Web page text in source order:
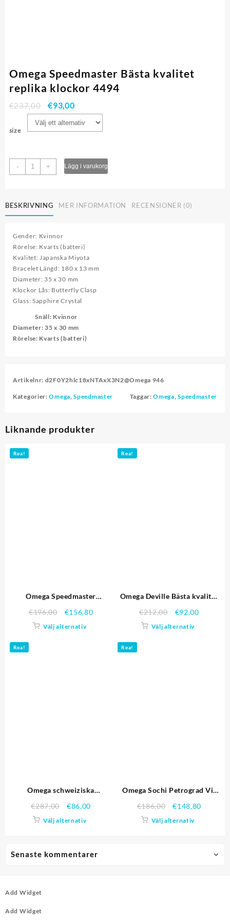
Senaste kommentarer
Omega Speedmaster Bästa kvalitet
replika klockor 4494
€237,00 €93,00
size
-
Omega
Speedmaster
replika
klockor
mängd
+ Lägg i varukorg
BESKRIVNING MER INFORMATION RECENSIONER (0)
Gender: Kvinnor
Rörelse: Kvarts (batteri)
Kvalitet: Japanska Miyota
Bracelet Längd: 180 x 13 mm
Diameter: 35 x 30 mm
Klockor Lås: Butterfly Clasp
Glass: Sapphire Crystal
Snäll: Kvinnor
Diameter: 35 x 30 mm
Rörelse: Kvarts (batteri)
Artikelnr: d2F0Y2hlc18xNTAxX3N2@Omega 946
Kategorier:Omega,Speedmaster Taggar:Omega,Speedmaster
Liknande produkter
Rea!
Omega Speedmaster
på svart Bezel Rostfritt stål
fallet och armband Replika
€196,00 €156,80
Välj alternativ
Rea!
Omega Deville Bästa kvalitet
€212,00 €92,00
Välj alternativ
Rea!
Omega schweiziska
guld Case Radial Emblem
Brown Dial 98.116 Replika
€287,00 €86,00
Välj alternativ
Rea!
Omega Sochi Petrograd Vit
Stainless Steel Case svart
läderrem 622.823 Replika
€186,00 €148,80
Välj alternativ
Add Widget
Add Widget